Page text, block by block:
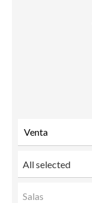
All selected
Salas